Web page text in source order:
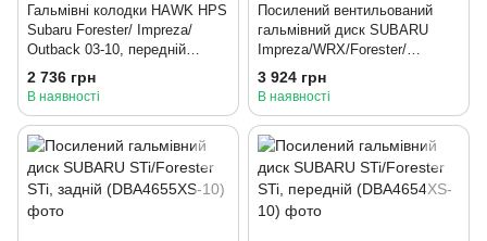
Гальмівні колодки HAWK HPS
Subaru Forester/ Impreza/
Outback 03-10, передній
(HB432F.661)
2 736 грн
В наявності
Посилений вентильований
гальмівний диск SUBARU
Impreza/WRX/Forester/
Legacy/XV/BRZ 2000+,
передній (DBA650X)
3 924 грн
В наявності